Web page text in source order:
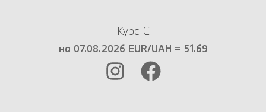
Курс €
на 07.08.2026 EUR/UAH = 51.69